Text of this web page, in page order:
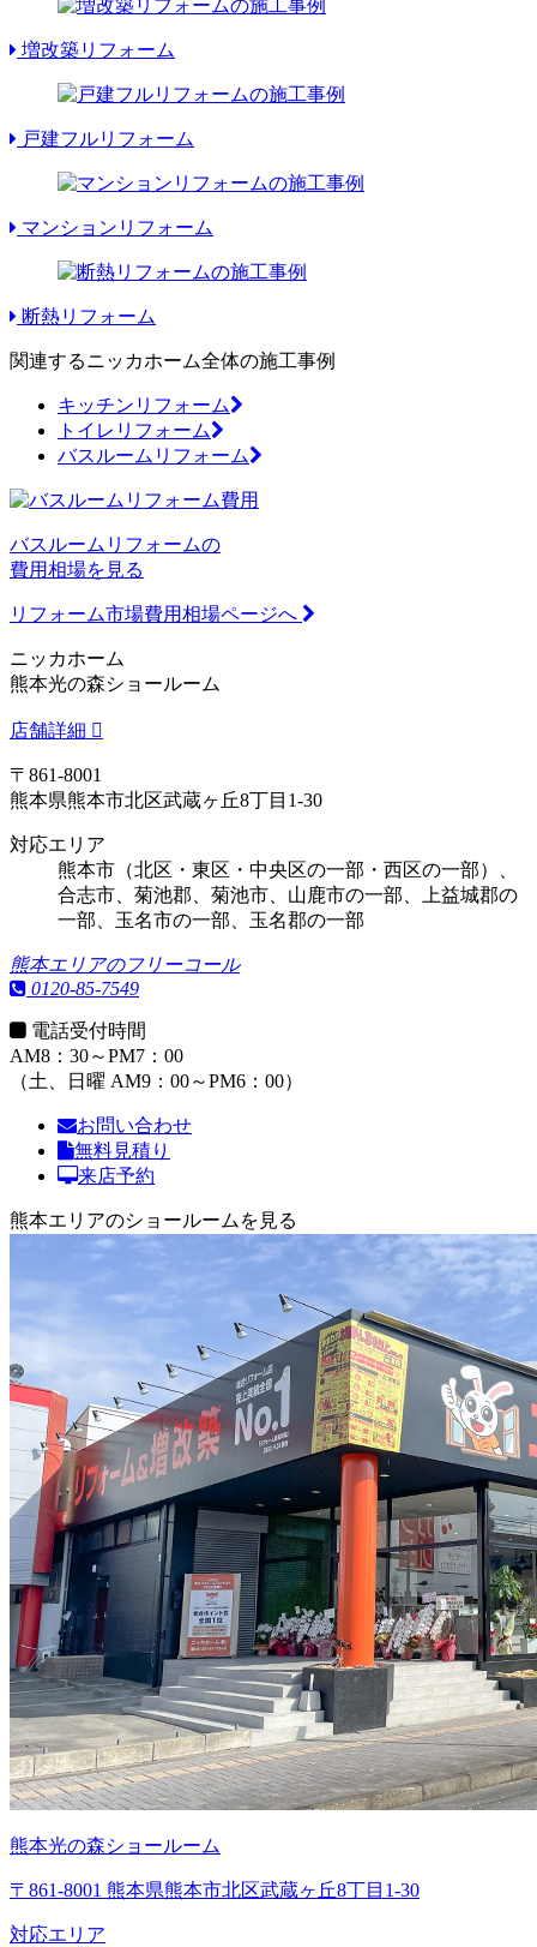
増改築リフォーム
戸建フルリフォーム
マンションリフォーム
断熱リフォーム
関連するニッカホーム全体の施工事例
キッチンリフォーム
トイレリフォーム
バスルームリフォーム
バスルームリフォームの
費用相場を見る
リフォーム市場費用相場ページへ
ニッカホーム
熊本光の森ショールーム
店舗詳細
〒861-8001
熊本県熊本市北区武蔵ヶ丘8丁目1-30
対応エリア
熊本市（北区・東区・中央区の一部・西区の一部）、
合志市、菊池郡、菊池市、山鹿市の一部、上益城郡の
一部、玉名市の一部、玉名郡の一部
熊本エリアのフリーコール
0120-85-7549
電話受付時間
AM8：30～PM7：00
（土、日曜 AM9：00～PM6：00）
お問い合わせ
無料見積り
来店予約
熊本エリアのショールームを見る
熊本光の森ショールーム
〒861-8001 熊本県熊本市北区武蔵ヶ丘8丁目1-30
対応エリア